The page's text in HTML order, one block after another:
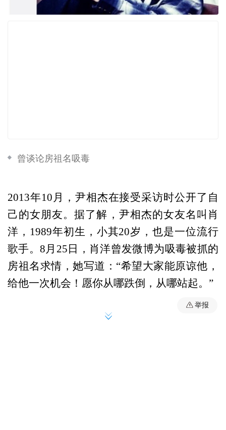
曾谈论房祖名吸毒
2013年10月，尹相杰在接受采访时公开了自
己的女朋友。据了解，尹相杰的女友名叫肖
洋，1989年初生，小其20岁，也是一位流行
歌手。8月25日，肖洋曾发微博为吸毒被抓的
房祖名求情，她写道：“希望大家能原谅他，
给他一次机会！愿你从哪跌倒，从哪站起。”
举报